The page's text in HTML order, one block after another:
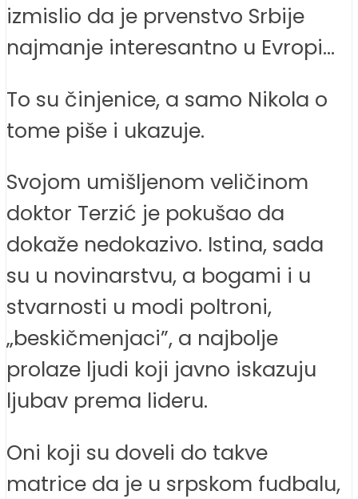
izmislio da je prvenstvo Srbije
najmanje interesantno u Evropi…
To su činjenice, a samo Nikola o
tome piše i ukazuje.
Svojom umišljenom veličinom
doktor Terzić je pokušao da
dokaže nedokazivo. Istina, sada
su u novinarstvu, a bogami i u
stvarnosti u modi poltroni,
„beskičmenjaci”, a najbolje
prolaze ljudi koji javno iskazuju
ljubav prema lideru.
Oni koji su doveli do takve
matrice da je u srpskom fudbalu,